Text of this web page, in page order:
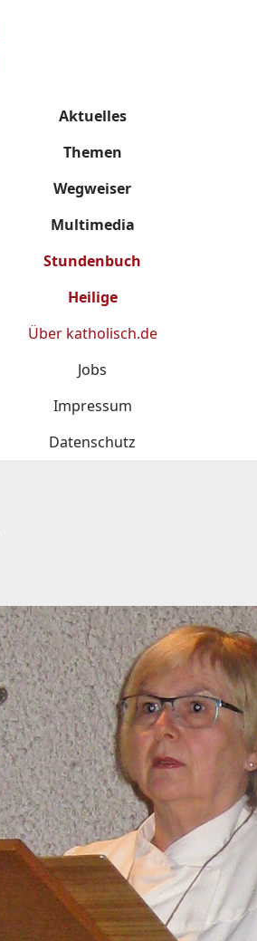
Aktuelles
Themen
Wegweiser
Multimedia
Stundenbuch
Heilige
Über katholisch.de
Jobs
Impressum
Datenschutz